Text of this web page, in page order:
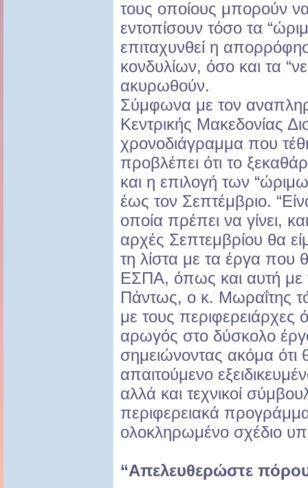
τους οποίους μπορούν
εντοπίσουν τόσο τα
επιταχυνθεί η
κονδυλίων, όσο και τα
ακυρωθούν.
Σύμφωνα με τον
Κεντρικής Μακεδονίας
χρονοδιάγραμμα που
προβλέπει ότι το
και η επιλογή των
έως τον Σεπτέμβριο.
οποία πρέπει να γίνει,
αρχές Σεπτεμβρίου θα
τη λίστα με τα έργα που
ΕΣΠΑ, όπως και αυτή με
Πάντως, ο κ. Μωραΐτης
με τους περιφερειάρχες
αρωγός στο δύσκολο
σημειώνοντας ακόμα ότι
απαιτούμενο
αλλά και τεχνικοί
περιφερειακά
ολοκληρωμένο σχέδιο
“Απελευθερώστε